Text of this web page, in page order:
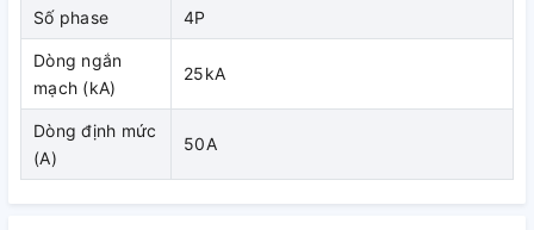
Số phase 4P
Dòng ngắn
mạch (kA)
25kA
Dòng định mức
(A)
50A